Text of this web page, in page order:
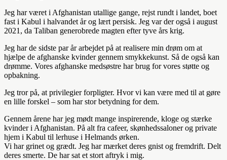
Jeg har været i Afghanistan utallige gange, rejst rundt i landet, boet
fast i Kabul i halvandet år og lært persisk. Jeg var der også i august
2021, da Taliban generobrede magten efter tyve års krig.
Jeg har de sidste par år arbejdet på at realisere min drøm om at
hjælpe de afghanske kvinder gennem smykkekunst. Så de også kan
drømme. Vores afghanske medsøstre har brug for vores støtte og
opbakning.
Jeg tror på, at privilegier forpligter. Hvor vi kan være med til at gøre
en lille forskel – som har stor betydning for dem.
Gennem årene har jeg mødt mange inspirerende, kloge og stærke
kvinder i Afghanistan. På alt fra cafeer, skønhedssaloner og private
hjem i Kabul til lerhuse i Helmands ørken.
Vi har grinet og grædt. Jeg har mærket deres gnist og fremdrift. Delt
deres smerte. De har sat et stort aftryk i mig.